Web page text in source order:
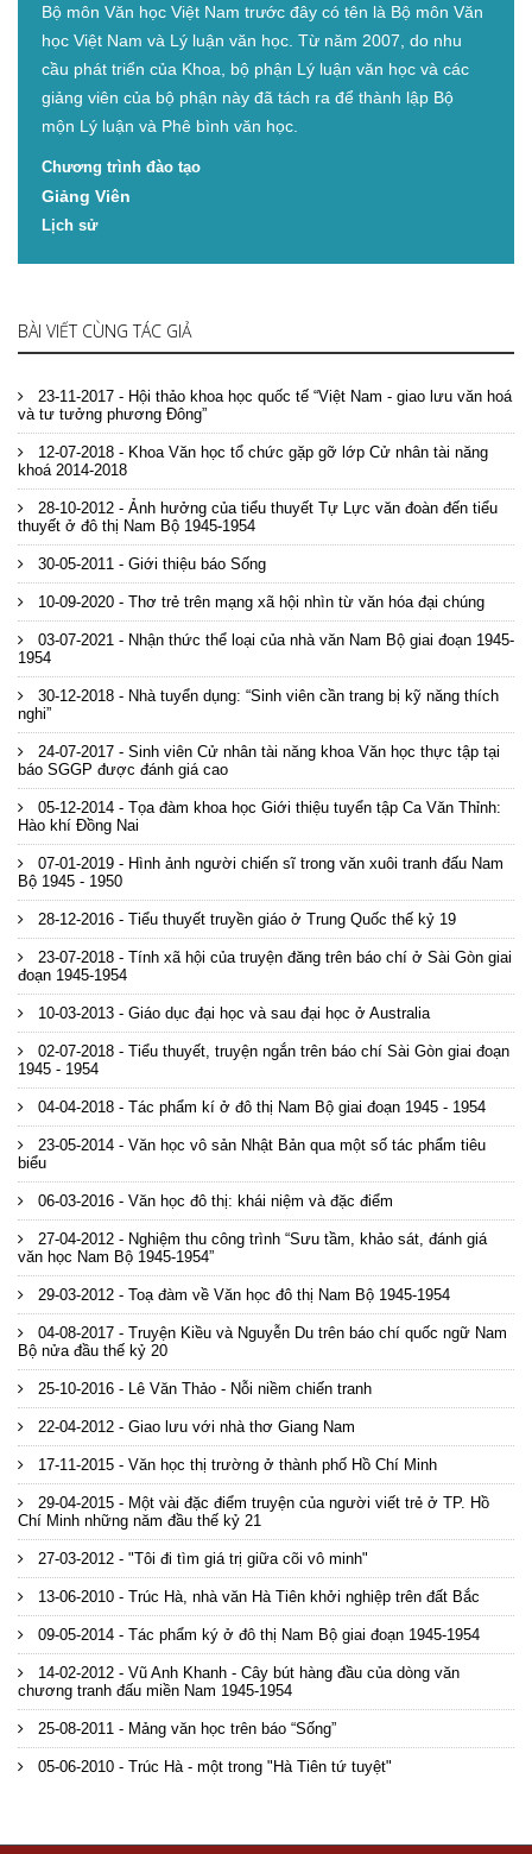
Bộ môn Văn học Việt Nam trước đây có tên là Bộ môn Văn
học Việt Nam và Lý luận văn học. Từ năm 2007, do nhu
cầu phát triển của Khoa, bộ phận Lý luận văn học và các
giảng viên của bộ phận này đã tách ra để thành lập Bộ
mộn Lý luận và Phê bình văn học.
Chương trình đào tạo
Giảng Viên
Lịch sử
BÀI VIẾT CÙNG TÁC GIẢ
23-11-2017 - Hội thảo khoa học quốc tế “Việt Nam - giao lưu văn hoá
và tư tưởng phương Đông”
12-07-2018 - Khoa Văn học tổ chức gặp gỡ lớp Cử nhân tài năng
khoá 2014-2018
28-10-2012 - Ảnh hưởng của tiểu thuyết Tự Lực văn đoàn đến tiểu
thuyết ở đô thị Nam Bộ 1945-1954
30-05-2011 - Giới thiệu báo Sống
10-09-2020 - Thơ trẻ trên mạng xã hội nhìn từ văn hóa đại chúng
03-07-2021 - Nhận thức thể loại của nhà văn Nam Bộ giai đoạn 1945-
1954
30-12-2018 - Nhà tuyển dụng: “Sinh viên cần trang bị kỹ năng thích
nghi”
24-07-2017 - Sinh viên Cử nhân tài năng khoa Văn học thực tập tại
báo SGGP được đánh giá cao
05-12-2014 - Tọa đàm khoa học Giới thiệu tuyển tập Ca Văn Thỉnh:
Hào khí Đồng Nai
07-01-2019 - Hình ảnh người chiến sĩ trong văn xuôi tranh đấu Nam
Bộ 1945 - 1950
28-12-2016 - Tiểu thuyết truyền giáo ở Trung Quốc thế kỷ 19
23-07-2018 - Tính xã hội của truyện đăng trên báo chí ở Sài Gòn giai
đoạn 1945-1954
10-03-2013 - Giáo dục đại học và sau đại học ở Australia
02-07-2018 - Tiểu thuyết, truyện ngắn trên báo chí Sài Gòn giai đoạn
1945 - 1954
04-04-2018 - Tác phẩm kí ở đô thị Nam Bộ giai đoạn 1945 - 1954
23-05-2014 - Văn học vô sản Nhật Bản qua một số tác phẩm tiêu
biểu
06-03-2016 - Văn học đô thị: khái niệm và đặc điểm
27-04-2012 - Nghiệm thu công trình “Sưu tầm, khảo sát, đánh giá
văn học Nam Bộ 1945-1954”
29-03-2012 - Toạ đàm về Văn học đô thị Nam Bộ 1945-1954
04-08-2017 - Truyện Kiều và Nguyễn Du trên báo chí quốc ngữ Nam
Bộ nửa đầu thế kỷ 20
25-10-2016 - Lê Văn Thảo - Nỗi niềm chiến tranh
22-04-2012 - Giao lưu với nhà thơ Giang Nam
17-11-2015 - Văn học thị trường ở thành phố Hồ Chí Minh
29-04-2015 - Một vài đặc điểm truyện của người viết trẻ ở TP. Hồ
Chí Minh những năm đầu thế kỷ 21
27-03-2012 - "Tôi đi tìm giá trị giữa cõi vô minh"
13-06-2010 - Trúc Hà, nhà văn Hà Tiên khởi nghiệp trên đất Bắc
09-05-2014 - Tác phẩm ký ở đô thị Nam Bộ giai đoạn 1945-1954
14-02-2012 - Vũ Anh Khanh - Cây bút hàng đầu của dòng văn
chương tranh đấu miền Nam 1945-1954
25-08-2011 - Mảng văn học trên báo “Sống”
05-06-2010 - Trúc Hà - một trong "Hà Tiên tứ tuyệt"